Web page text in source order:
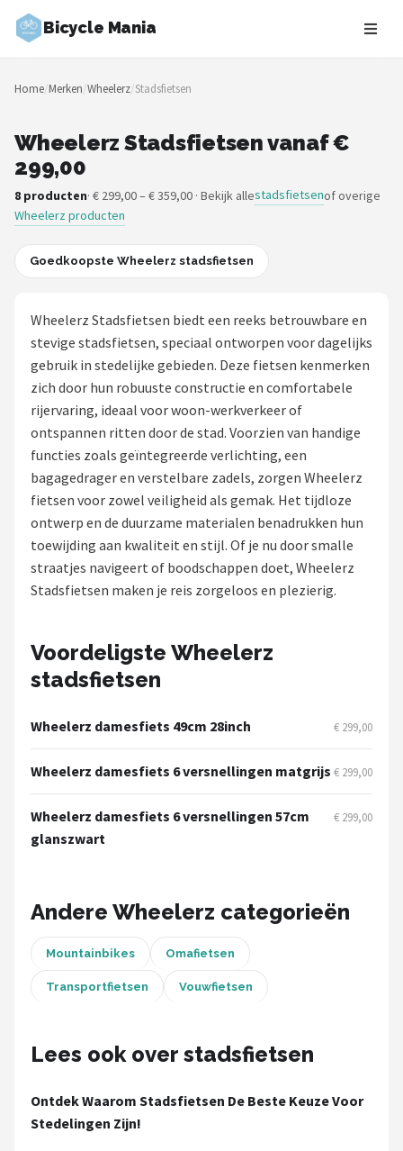
Bicycle Mania
Zoeken
NAVIGATIE
Merken
Blog
Fietsroutes
Stadsfietsen
Elektrische fietsen
Mountainbikes
Shop
Basil
Volare
AXA
New Looxs
BBB Cycling
Schwalbe
Shimano
Cortina
Alle merken →
Home/Merken/Wheelerz/Stadsfietsen
Wheelerz Stadsfietsen vanaf €
299,00
8 producten· € 299,00 – € 359,00 · Bekijk allestadsfietsenof overige
Wheelerz producten
Goedkoopste Wheelerz stadsfietsen
Wheelerz Stadsfietsen biedt een reeks betrouwbare en
stevige stadsfietsen, speciaal ontworpen voor dagelijks
gebruik in stedelijke gebieden. Deze fietsen kenmerken
zich door hun robuuste constructie en comfortabele
rijervaring, ideaal voor woon-werkverkeer of
ontspannen ritten door de stad. Voorzien van handige
functies zoals geïntegreerde verlichting, een
bagagedrager en verstelbare zadels, zorgen Wheelerz
fietsen voor zowel veiligheid als gemak. Het tijdloze
ontwerp en de duurzame materialen benadrukken hun
toewijding aan kwaliteit en stijl. Of je nu door smalle
straatjes navigeert of boodschappen doet, Wheelerz
Stadsfietsen maken je reis zorgeloos en plezierig.
Voordeligste Wheelerz
stadsfietsen
Wheelerz damesfiets 49cm 28inch € 299,00
Wheelerz damesfiets 6 versnellingen matgrijs € 299,00
Wheelerz damesfiets 6 versnellingen 57cm
glanszwart
€ 299,00
Andere Wheelerz categorieën
Mountainbikes Omafietsen
Transportfietsen Vouwfietsen
Lees ook over stadsfietsen
Ontdek Waarom Stadsfietsen De Beste Keuze Voor
Stedelingen Zijn!